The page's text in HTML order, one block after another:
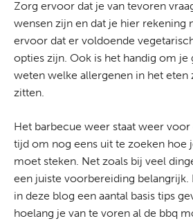
Zorg ervoor dat je van tevoren
wensen zijn en dat je hier rekening
ervoor dat er voldoende
opties zijn. Ook is het handig om je
weten welke allergenen in het eten
zitten.
Het barbecue weer staat weer voor
tijd om nog eens uit te zoeken hoe
moet steken. Net zoals bij veel
een juiste voorbereiding belangrijk.
in deze blog een aantal basis tips
hoelang je van te voren al de bbq